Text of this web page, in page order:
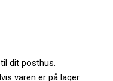
dit posthus.
varen er på lager